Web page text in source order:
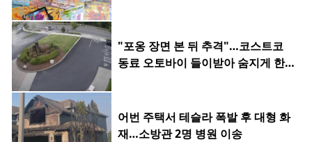
"포옹 장면 본 뒤 추격"…코스트코
동료 오토바이 들이받아 숨지게 한 2
어번 주택서 테슬라 폭발 후 대형 화
재…소방관 2명 병원 이송